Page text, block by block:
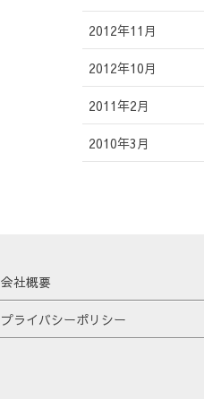
2012年11月
2012年10月
2011年2月
2010年3月
会社概要
プライバシーポリシー